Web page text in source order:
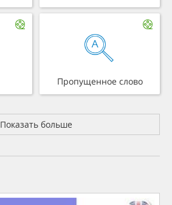
Пропущенное слово
Показать больше